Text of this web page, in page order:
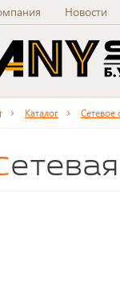
Новости
Каталог Сетевое